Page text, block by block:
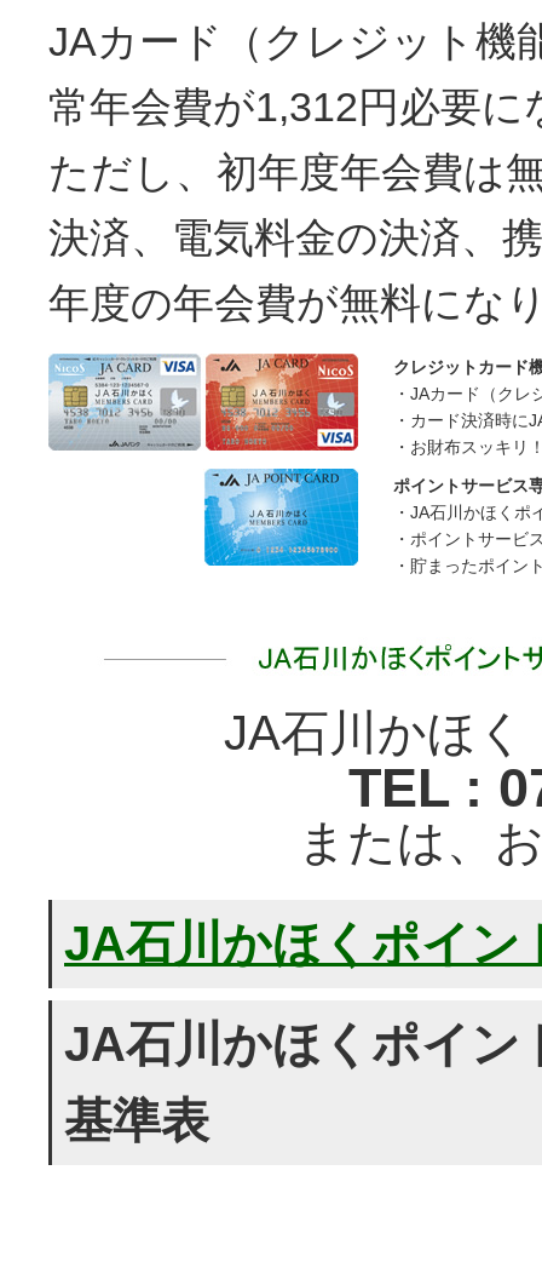
JAカード（クレジット機
常年会費が1,312円必要に
ただし、初年度年会費は
決済、電気料金の決済、
年度の年会費が無料にな
クレジットカード
・JAカード（ク
・カード決済時に
・お財布スッキリ
ポイントサービス
・JA石川かほく
・ポイントサービ
・貯まったポイン
JA石川かほ
TEL :
または、
JA石川かほくポイ
JA石川かほくポイ
基準表